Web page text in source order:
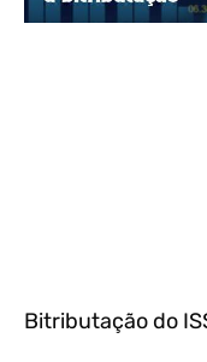
Bitributação do